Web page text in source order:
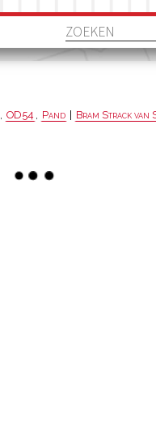
, OD54 , Pand
Bram Strack van